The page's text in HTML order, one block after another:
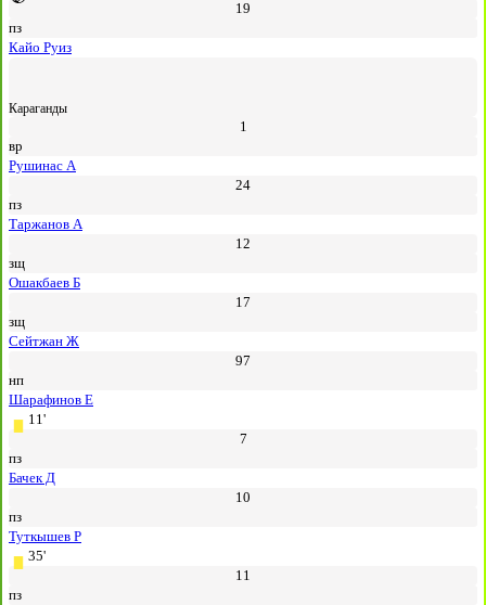
19
пз
Кайо Руиз
Караганды
1
вр
Рушинас А
24
пз
Таржанов А
12
зщ
Ошакбаев Б
17
зщ
Сейтжан Ж
97
нп
Шарафинов Е
11'
7
пз
Бачек Д
10
пз
Туткышев Р
35'
11
пз